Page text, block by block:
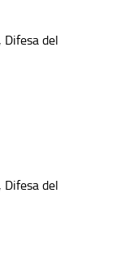
Difesa del
Difesa del